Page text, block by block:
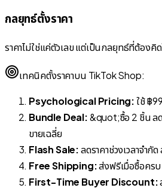
กลยุทธ์ตั้งราคา
ราคาไม่ใช่แค่ตัวเลข แต่เป็นกลยุทธ์ที่ต้องคิ
เทคนิคตั้งราคาบน TikTok Shop:
Psychological Pricing:ใช้ ฿
Bundle Deal:&quot;ซื้อ 2 ชิ้น
ขายเฉลี่ย
Flash Sale:ลดราคาช่วงเวลาจำกั
Free Shipping:ส่งฟรีเมื่อซื้อครบ
First-Time Buyer Discount: